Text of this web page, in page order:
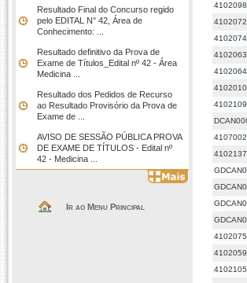
Resultado Final do Concurso regido
pelo EDITAL N° 42, Área de
Conhecimento: ...
Resultado definitivo da Prova de
Exame de Títulos_Edital nº 42 - Área
Medicina ...
Resultado dos Pedidos de Recurso
ao Resultado Provisório da Prova de
Exame de ...
AVISO DE SESSÃO PÚBLICA PROVA
DE EXAME DE TÍTULOS - Edital nº
42 - Medicina ...
Ir ao Menu Principal
4102098
4102072
4102074
4102063
4102064
4102010
4102109
4107002
4102137
4102075
4102059
4102105